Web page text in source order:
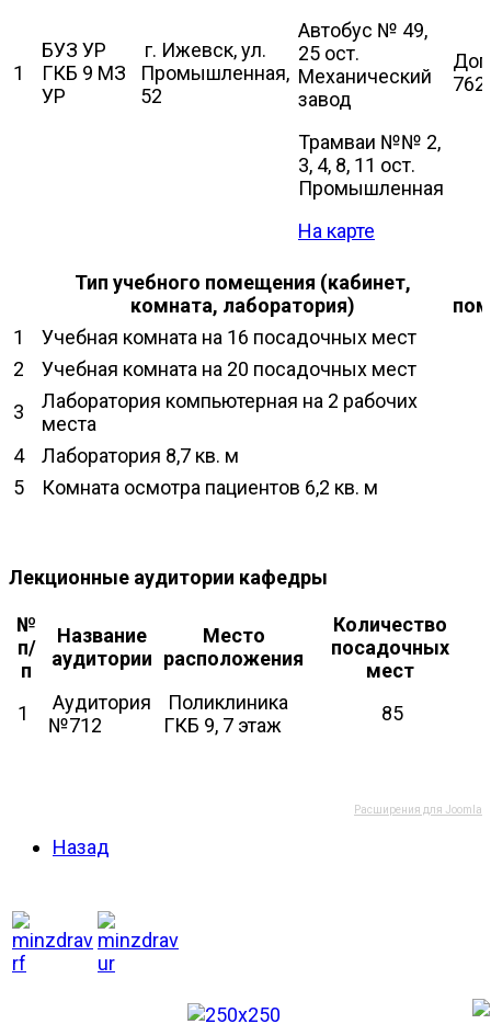
1
БУЗ УР
ГКБ 9 МЗ
УР
г. Ижевск, ул.
Промышленная,
52
Автобус № 49,
25 ост.
Механический
завод
Трамваи №№ 2,
3, 4, 8, 11 ост.
Промышленная
На карте
762
Тип учебного помещения (кабинет,
комната, лаборатория)
1
Учебная комната на 16 посадочных мест
2
Учебная комната на 20 посадочных мест
3
Лаборатория компьютерная на 2 рабочих
места
4
Лаборатория 8,7 кв. м
5
Комната осмотра пациентов 6,2 кв. м
Лекционные аудитории кафедры
№
п/
п
Название
аудитории
Место
расположения
Количество
посадочных
мест
1
Аудитория
№712
Поликлиника
ГКБ 9, 7 этаж
85
Расширения для Joomla
Назад